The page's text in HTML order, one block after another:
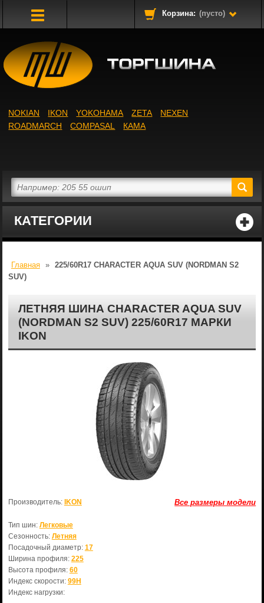
Корзина: (пусто)
КАТЕГОРИИ
NOKIAN IKON YOKOHAMA ZETA
NEXEN
ROADMARCH
COMPASAL КАМА
Главная » 225/60R17 CHARACTER AQUA SUV (NORDMAN S2
SUV)
ЛЕТНЯЯ ШИНА CHARACTER AQUA SUV
(NORDMAN S2 SUV) 225/60R17 МАРКИ
IKON
Все размеры модели
Производитель: IKON
Тип шин: Легковые
Сезонность: Летняя
Посадочный диаметр: 17
Ширина профиля: 225
Высота профиля: 60
Индекс скорости: 99H
Индекс нагрузки: